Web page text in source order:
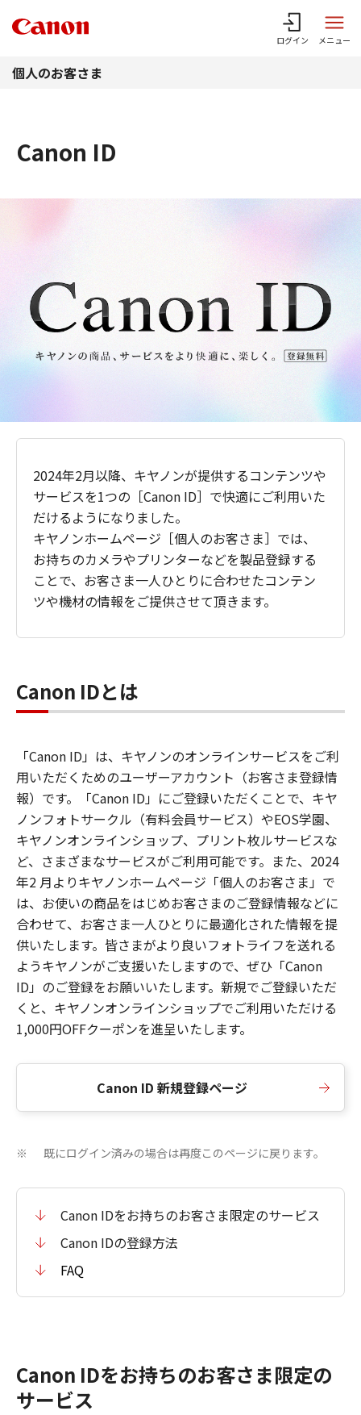
ログイン メニュー
個人のお客さま
Canon ID
2024年2月以降、キヤノンが提供するコンテンツや
サービスを1つの［Canon ID］で快適にご利用いた
だけるようになりました。
キヤノンホームページ［個人のお客さま］では、
お持ちのカメラやプリンターなどを製品登録する
ことで、お客さま一人ひとりに合わせたコンテン
ツや機材の情報をご提供させて頂きます。
Canon IDとは
「Canon ID」は、キヤノンのオンラインサービスをご利
用いただくためのユーザーアカウント（お客さま登録情
報）です。「Canon ID」にご登録いただくことで、キヤ
ノンフォトサークル（有料会員サービス）やEOS学園、
キヤノンオンラインショップ、プリント枚ルサービスな
ど、さまざまなサービスがご利用可能です。また、2024
年2 月よりキヤノンホームページ「個人のお客さま」で
は、お使いの商品をはじめお客さまのご登録情報などに
合わせて、お客さま一人ひとりに最適化された情報を提
供いたします。皆さまがより良いフォトライフを送れる
ようキヤノンがご支援いたしますので、ぜひ「Canon
ID」のご登録をお願いいたします。新規でご登録いただ
くと、キヤノンオンラインショップでご利用いただける
1,000円OFFクーポンを進呈いたします。
Canon ID 新規登録ページ
※ 既にログイン済みの場合は再度このページに戻ります。
Canon IDをお持ちのお客さま限定のサービス
Canon IDの登録方法
FAQ
Canon IDをお持ちのお客さま限定の
サービス